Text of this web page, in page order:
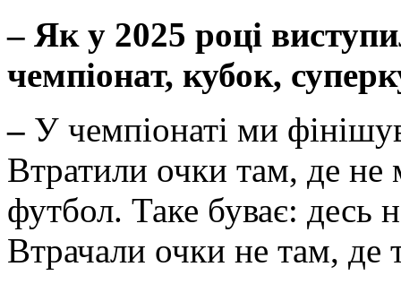
– Як у 2025 році
чемпіонат, кубок,
– У чемпіонаті ми
Втратили очки там, де не
футбол. Таке буває: десь
Втрачали очки не там, де